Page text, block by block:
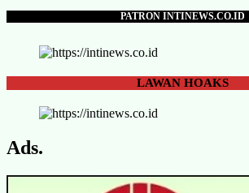
PATRON INTINEWS.CO.ID
LAWANHOAKS
Ads.